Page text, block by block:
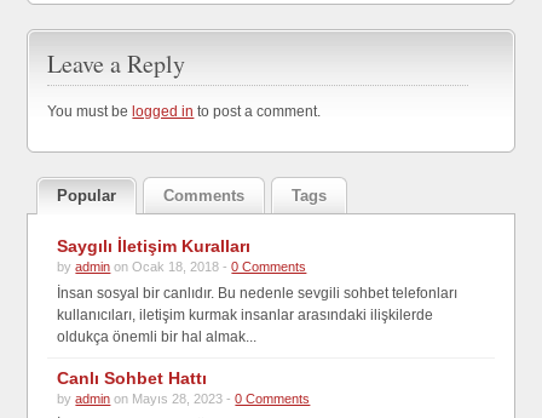
Leave a Reply
You must be logged in to post a comment.
Popular Comments Tags
Saygılı İletişim Kuralları
byadmin on Ocak 18, 2018 -0 Comments
İnsan sosyal bir canlıdır. Bu nedenle sevgili sohbet telefonları
kullanıcıları, iletişim kurmak insanlar arasındaki ilişkilerde
oldukça önemli bir hal almak...
Canlı Sohbet Hattı
byadmin on Mayıs 28, 2023 -0 Comments